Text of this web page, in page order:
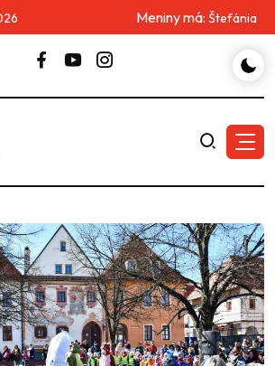
Meniny má: Štefánia